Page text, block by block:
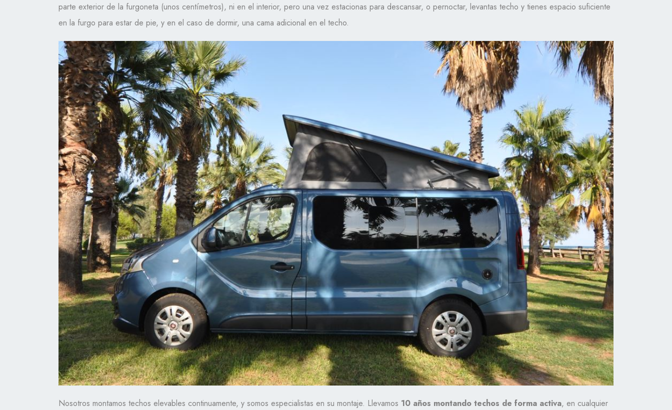
parte exterior de la furgoneta (unos centímetros), ni en el interior, pero una vez estacionas para descansar, o pernoctar, levantas techo y tienes espacio suficiente
en la furgo para estar de pie, y en el caso de dormir, una cama adicional en el techo.
Nosotros montamos techos elevables continuamente, y somos especialistas en su montaje. Llevamos 10 años montando techos de forma activa, en cualquier